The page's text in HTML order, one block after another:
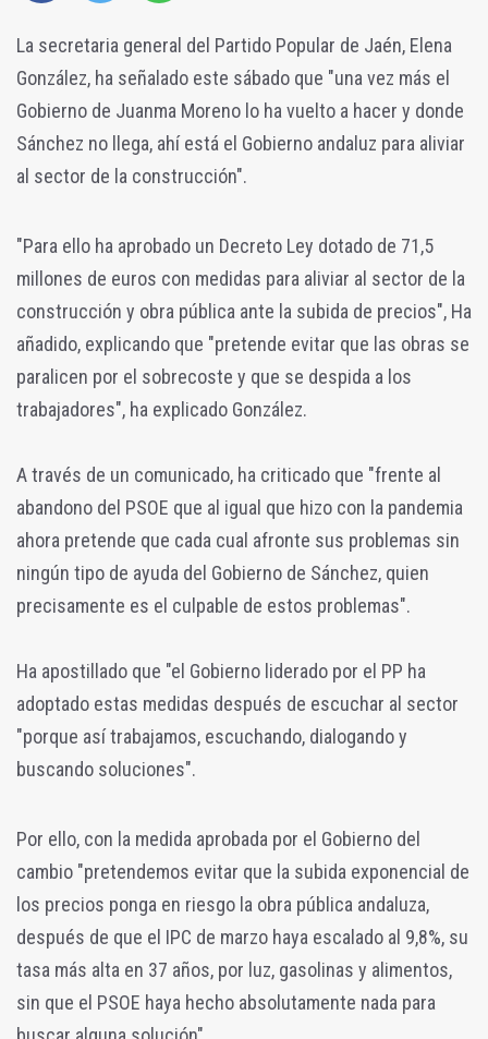
La secretaria general del Partido Popular de Jaén, Elena
González, ha señalado este sábado que "una vez más el
Gobierno de Juanma Moreno lo ha vuelto a hacer y donde
Sánchez no llega, ahí está el Gobierno andaluz para aliviar
al sector de la construcción".
"Para ello ha aprobado un Decreto Ley dotado de 71,5
millones de euros con medidas para aliviar al sector de la
construcción y obra pública ante la subida de precios", Ha
añadido, explicando que "pretende evitar que las obras se
paralicen por el sobrecoste y que se despida a los
trabajadores", ha explicado González.
A través de un comunicado, ha criticado que "frente al
abandono del PSOE que al igual que hizo con la pandemia
ahora pretende que cada cual afronte sus problemas sin
ningún tipo de ayuda del Gobierno de Sánchez, quien
precisamente es el culpable de estos problemas".
Ha apostillado que "el Gobierno liderado por el PP ha
adoptado estas medidas después de escuchar al sector
"porque así trabajamos, escuchando, dialogando y
buscando soluciones".
Por ello, con la medida aprobada por el Gobierno del
cambio "pretendemos evitar que la subida exponencial de
los precios ponga en riesgo la obra pública andaluza,
después de que el IPC de marzo haya escalado al 9,8%, su
tasa más alta en 37 años, por luz, gasolinas y alimentos,
sin que el PSOE haya hecho absolutamente nada para